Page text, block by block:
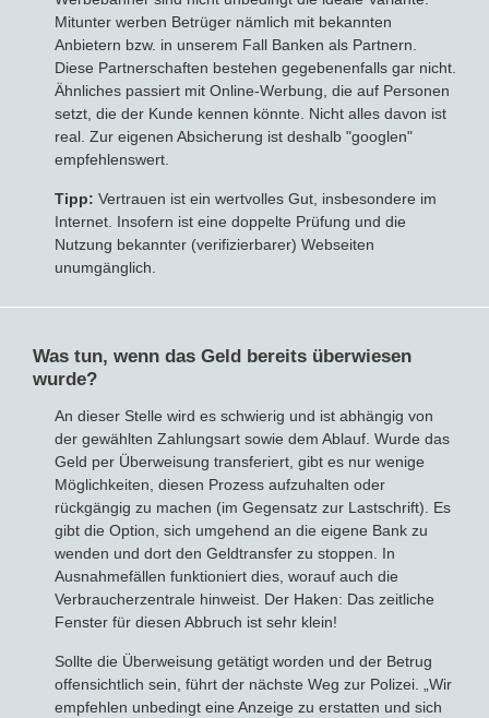
Mitunter werben Betrüger nämlich mit bekannten
Anbietern bzw. in unserem Fall Banken als Partnern.
Diese Partnerschaften bestehen gegebenenfalls gar nicht.
Ähnliches passiert mit Online-Werbung, die auf Personen
setzt, die der Kunde kennen könnte. Nicht alles davon ist
real. Zur eigenen Absicherung ist deshalb "googlen"
empfehlenswert.
Tipp: Vertrauen ist ein wertvolles Gut, insbesondere im
Internet. Insofern ist eine doppelte Prüfung und die
Nutzung bekannter (verifizierbarer) Webseiten
unumgänglich.
Was tun, wenn das Geld bereits überwiesen
wurde?
An dieser Stelle wird es schwierig und ist abhängig von
der gewählten Zahlungsart sowie dem Ablauf. Wurde das
Geld per Überweisung transferiert, gibt es nur wenige
Möglichkeiten, diesen Prozess aufzuhalten oder
rückgängig zu machen (im Gegensatz zur Lastschrift). Es
gibt die Option, sich umgehend an die eigene Bank zu
wenden und dort den Geldtransfer zu stoppen. In
Ausnahmefällen funktioniert dies, worauf auch die
Verbraucherzentrale hinweist. Der Haken: Das zeitliche
Fenster für diesen Abbruch ist sehr klein!
Sollte die Überweisung getätigt worden und der Betrug
offensichtlich sein, führt der nächste Weg zur Polizei. „Wir
empfehlen unbedingt eine Anzeige zu erstatten und sich